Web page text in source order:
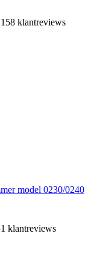
klantreviews
model 0230/0240
klantreviews